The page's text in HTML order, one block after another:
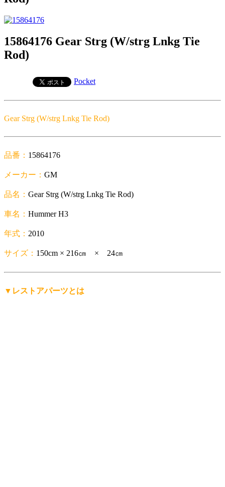
15864176 Gear Strg (W/strg Lnkg Tie
Rod)
Pocket
Gear Strg (W/strg Lnkg Tie Rod)
品番： 15864176
メーカー： GM
品名： Gear Strg (W/strg Lnkg Tie Rod)
車名： Hummer H3
年式： 2010
サイズ： 150cm × 216㎝ × 24㎝
▼レストアパーツとは